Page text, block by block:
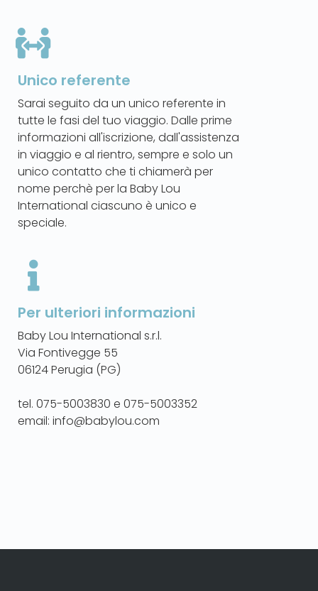
Unico referente
Sarai seguito da un unico referente in
tutte le fasi del tuo viaggio. Dalle prime
informazioni all'iscrizione, dall'assistenza
in viaggio e al rientro, sempre e solo un
unico contatto che ti chiamerà per
nome perchè per la Baby Lou
International ciascuno è unico e
speciale.
Per ulteriori informazioni
Baby Lou International s.r.l.
Via Fontivegge 55
06124 Perugia (PG)
tel. 075-5003830 e 075-5003352
email: info@babylou.com